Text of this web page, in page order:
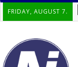
FRIDAY, AUGUST 7.